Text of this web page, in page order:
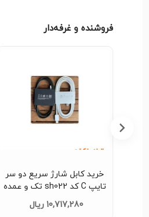
فروشنده و غرفه‌دار
خرید کابل شارژ سریع دو سر
تایپ C کد sh022 تک و عمده
10,717,280 ریال